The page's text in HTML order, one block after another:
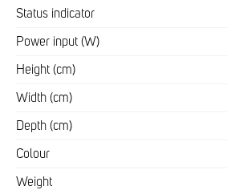
Status indicator
Power input (W)
Height (cm)
Width (cm)
Depth (cm)
Colour
Weight